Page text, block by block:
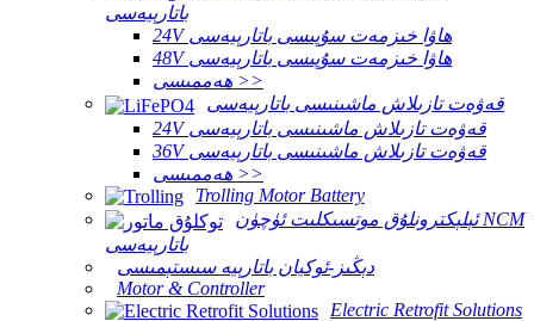
باتارېيەسى
24V ھاۋا خىزمەت سۇپىسى باتارېيەسى
48V ھاۋا خىزمەت سۇپىسى باتارېيەسى
ھەممىسى >>
قەۋەت تازىلاش ماشىنىسى باتارېيەسى
24V قەۋەت تازىلاش ماشىنىسى باتارېيەسى
36V قەۋەت تازىلاش ماشىنىسى باتارېيەسى
ھەممىسى >>
Trolling Motor Battery
ئېلېكترونلۇق موتسىكلىت ئۈچۈن NCM
باتارېيەسى
دېڭىز-ئوكيان باتارېيە سىستېمىسى
Motor & Controller
Electric Retrofit Solutions